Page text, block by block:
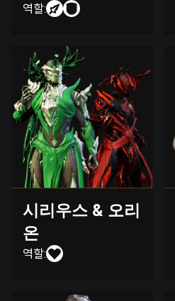
역할:
시리우스 & 오리
온
역할: